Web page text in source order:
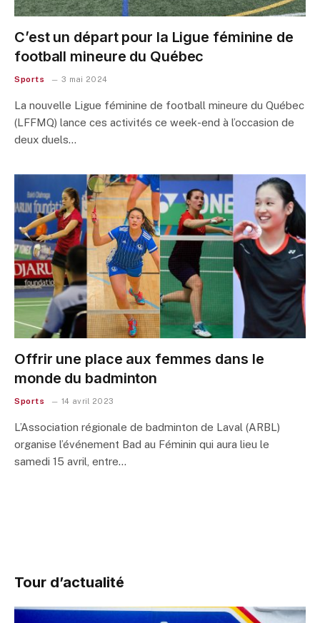
C’est un départ pour la Ligue féminine de
football mineure du Québec
Sports 3 mai 2024
La nouvelle Ligue féminine de football mineure du Québec
(LFFMQ) lance ces activités ce week-end à l’occasion de
deux duels…
Offrir une place aux femmes dans le
monde du badminton
Sports 14 avril 2023
L’Association régionale de badminton de Laval (ARBL)
organise l’événement Bad au Féminin qui aura lieu le
samedi 15 avril, entre…
Tour d’actualité